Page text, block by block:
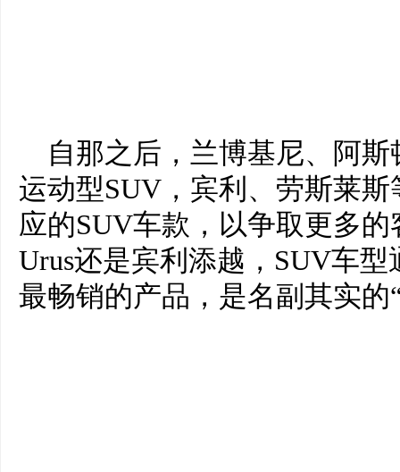
自那之后，兰博基尼、阿
运动型SUV，宾利、劳斯莱
应的SUV车款，以争取更多
Urus还是宾利添越，SUV车
最畅销的产品，是名副其实的